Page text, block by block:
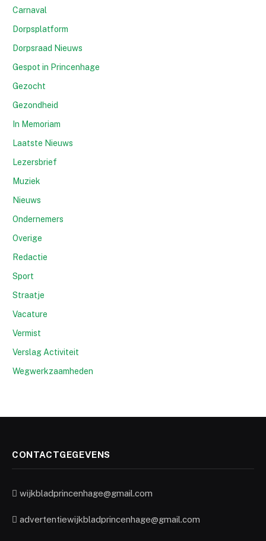
Carnaval
Dorpsplatform
Dorpsraad Nieuws
Gespot in Princenhage
Gezocht
Gezondheid
In Memoriam
Laatste Nieuws
Lezersbrief
Muziek
Nieuws
Ondernemers
Overige
Redactie
Sport
Straatje
Vacature
Vermist
Verslag Activiteit
Wegwerkzaamheden
CONTACTGEGEVENS
wijkbladprincenhage@gmail.com
advertentiewijkbladprincenhage@gmail.com